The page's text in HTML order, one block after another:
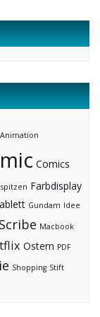
Animation
Comics
Farbdisplay
Gundam Idee
Macbook
Ostern PDF
Shopping Stift